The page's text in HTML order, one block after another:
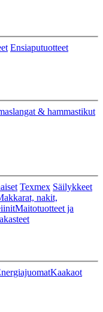
Ensiaputuotteet
& hammastikut
Texmex Säilykkeet
nakit,
Maitotuotteet ja
Kaakaot